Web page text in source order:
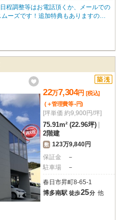
程調整等はお電話頂くか、メールでの
ーズです！追加特典もありますので
22万7,304円 [税込]
(＋管理費等-円)
[坪単価 約9,900円/坪]
75.91m² (22.96坪)
2階建
敷 123万9,840円
保証金
－
駐車場
－
春日市昇町8-65-1
博多南駅 徒歩25分 他